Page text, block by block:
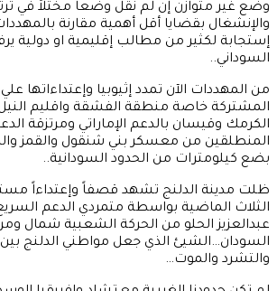
وضع غير متوازن إن لم نقل وضعاً مختلاً في
والإنشغال بقضايا أقل أهمية مقارنة
إستجابة لكثير من مطالب إقليمية او دولية
السوداني..
من المهددات الآن تمدد إثيوبيا وإعتداءاتها
المشتركة خاصة منطقة الفشقة واقليم
الكرمك وقيسان بالدعم الإماراتي ومرتزقة
المنطلقين من معسكر بني شنقول والقمز
بضع كيلومترات من الحدود السودانية..
ظلت مدينة الدلنج تشهد قصفاً وإعتداءاً
الثلاث الماضية بواسطة متمردي الدعم
عبدالعزيز الحلو من الحركة الشعبية شمال
السودان…الشيئ الذي جعل مواطني الدلنج بين
والتشرد والموت…